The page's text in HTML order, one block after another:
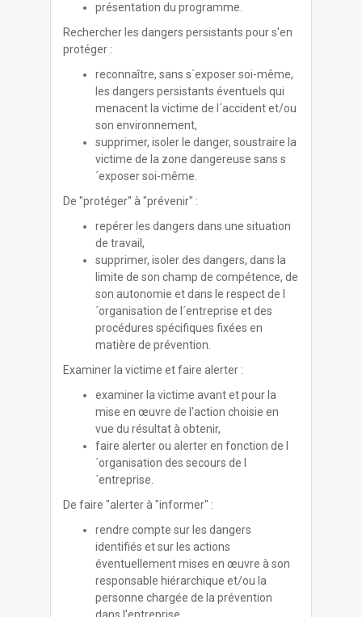
présentation du programme.
Rechercher les dangers persistants pour s'en
protéger :
reconnaître, sans s´exposer soi-même,
les dangers persistants éventuels qui
menacent la victime de l´accident et/ou
son environnement,
supprimer, isoler le danger, soustraire la
victime de la zone dangereuse sans s
´exposer soi-même.
De "protéger" à "prévenir" :
repérer les dangers dans une situation
de travail,
supprimer, isoler des dangers, dans la
limite de son champ de compétence, de
son autonomie et dans le respect de l
´organisation de l´entreprise et des
procédures spécifiques fixées en
matière de prévention.
Examiner la victime et faire alerter :
examiner la victime avant et pour la
mise en œuvre de l'action choisie en
vue du résultat à obtenir,
faire alerter ou alerter en fonction de l
´organisation des secours de l
´entreprise.
De faire "alerter à "informer" :
rendre compte sur les dangers
identifiés et sur les actions
éventuellement mises en œuvre à son
responsable hiérarchique et/ou la
personne chargée de la prévention